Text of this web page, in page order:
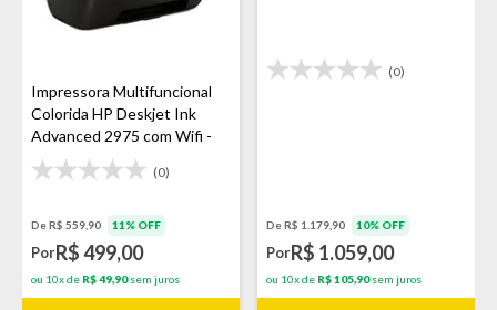
Impressora Multifuncional
Colorida HP Deskjet Ink
Advanced 2975 com Wifi -
Preto
(0)
De R$ 559,90 11% OFF
PorR$ 499,00
ou 10x de R$ 49,90sem juros
(0)
De R$ 1.179,90 10% OFF
PorR$ 1.059,00
ou 10x de R$ 105,90sem juros